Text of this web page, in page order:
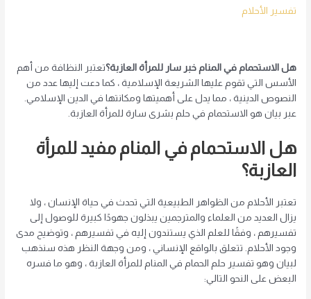
تفسير الأحلام
هل الاستحمام في المنام خبر سار للمرأة العازبة؟تعتبر النظافة من أهم
الأسس التي تقوم عليها الشريعة الإسلامية ، كما دعت إليها عدد من
النصوص الدينية ، مما يدل على أهميتها ومكانتها في الدين الإسلامي.
عبر بيان هو الاستحمام في حلم بشرى سارة للمرأة العازبة.
هل الاستحمام في المنام مفيد للمرأة
العازبة؟
تعتبر الأحلام من الظواهر الطبيعية التي تحدث في حياة الإنسان ، ولا
يزال العديد من العلماء والمترجمين يبذلون جهودًا كبيرة للوصول إلى
تفسيرهم ، وفقًا للعلم الذي يستندون إليه في تفسيرهم ، وتوضيح مدى
وجود الأحلام. تتعلق بالواقع الإنساني ، ومن وجهة النظر هذه سنذهب
لبيان وهو تفسير حلم الحمام في المنام للمرأة العازبة ، وهو ما فسره
البعض على النحو التالي: